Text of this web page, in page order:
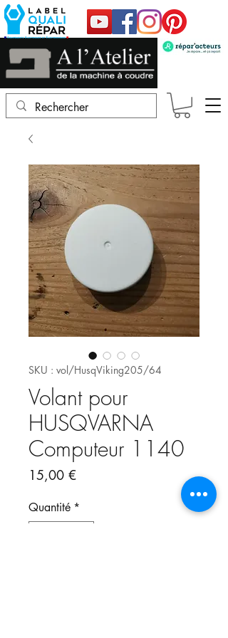
SKU : vol/HusqViking205/64
Volant pour
HUSQVARNA
Computeur 1140
15,00 €Prix
Quantité *